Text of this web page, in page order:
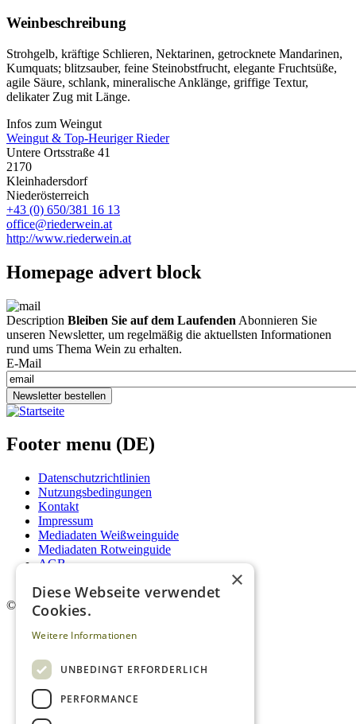
Weinbeschreibung
Strohgelb, kräftige Schlieren, Nektarinen, getrocknete Mandarinen,
Kumquats; blitzsauber, feine Steinobstfrucht, elegante Fruchtsüße,
agile Säure, schlank, mineralische Anklänge, griffige Textur,
delikater Zug mit Länge.
Infos zum Weingut
Weingut & Top-Heuriger Rieder
Untere Ortsstraße 41
2170
Kleinhadersdorf
Niederösterreich
+43 (0) 650/381 16 13
office@riederwein.at
http://www.riederwein.at
Homepage advert block
Description Bleiben Sie auf dem Laufenden Abonnieren Sie
unseren Newsletter, um regelmäßig die aktuellsten Informationen
rund ums Thema Wein zu erhalten.
E-Mail
Newsletter bestellen
Footer menu (DE)
Datenschutzrichtlinien
Nutzungsbedingungen
Kontakt
Impressum
Mediadaten Weißweinguide
Mediadaten Rotweinguide
AGB
© 2026. Alle Rechte vorbehalten.
×
Diese Webseite verwendet
Cookies.
Weitere Informationen
UNBEDINGT ERFORDERLICH
PERFORMANCE